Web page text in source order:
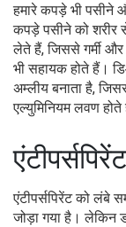
हमारे कपड़े भी पसीने
कपड़े पसीने को
लेते हैं, जिससे गर्मी
भी सहायक होते हैं।
अम्लीय बनाता है,
एल्युमिनियम लवण
एंटीपर्सपिरेंट को लंबे
जोड़ा गया है। लेकिन